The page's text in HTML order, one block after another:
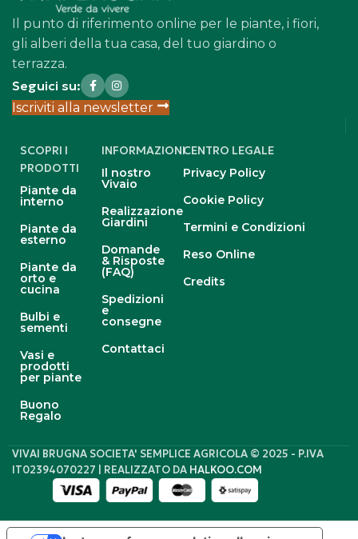
Il punto di riferimento online per le piante, i fiori,
gli alberi della tua casa, del tuo giardino o
terrazza.
Seguici su:
Iscriviti alla newsletter
SCOPRI I
PRODOTTI
Piante da
interno
Piante da
esterno
Piante da
orto e
cucina
Bulbi e
sementi
Vasi e
prodotti
per piante
Buono
Regalo
INFORMAZIONI
Il nostro
Vivaio
Realizzazione
Giardini
Domande
& Risposte
(FAQ)
Spedizioni
e
consegne
Contattaci
CENTRO LEGALE
Privacy Policy
Cookie Policy
Termini e Condizioni
Reso Online
Credits
VIVAI BRUGNA SOCIETA' SEMPLICE AGRICOLA © 2025 - P.IVA
IT02394070227 | REALIZZATO DA HALKOO.COM